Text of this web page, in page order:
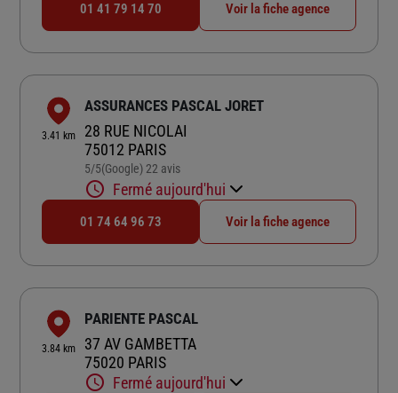
01 41 79 14 70 Voir la fiche agence
3.41 km
ASSURANCES PASCAL JORET
28 RUE NICOLAI
75012 PARIS
5/5Note de 5 sur 5
(Google) 22 avis
Fermé aujourd'hui
01 74 64 96 73 Voir la fiche agence
3.84 km
PARIENTE PASCAL
37 AV GAMBETTA
75020 PARIS
Fermé aujourd'hui